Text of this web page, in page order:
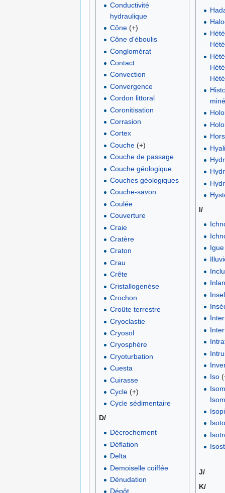
Conductivité
hydraulique
Cône(+)
Cône d'éboulis
Conglomérat
Contact
Convection
Convergence
Cordon littoral
Coronitisation
Corrasion
Cortex
Couche(+)
Couche de passage
Couche géologique
Couches géologiques
Couche-savon
Coulée
Couverture
Craie
Cratère
Craton
Crau
Crête
Cristallogenèse
Crochon
Croûte terrestre
Cryoclastie
Cryosol
Cryosphère
Cryoturbation
Cuesta
Cuirasse
Cycle(+)
Cycle sédimentaire
D/
Décrochement
Déflation
Delta
Demoiselle coiffée
Dénudation
Dépôt
I/
Igue
Iso
J/
K/